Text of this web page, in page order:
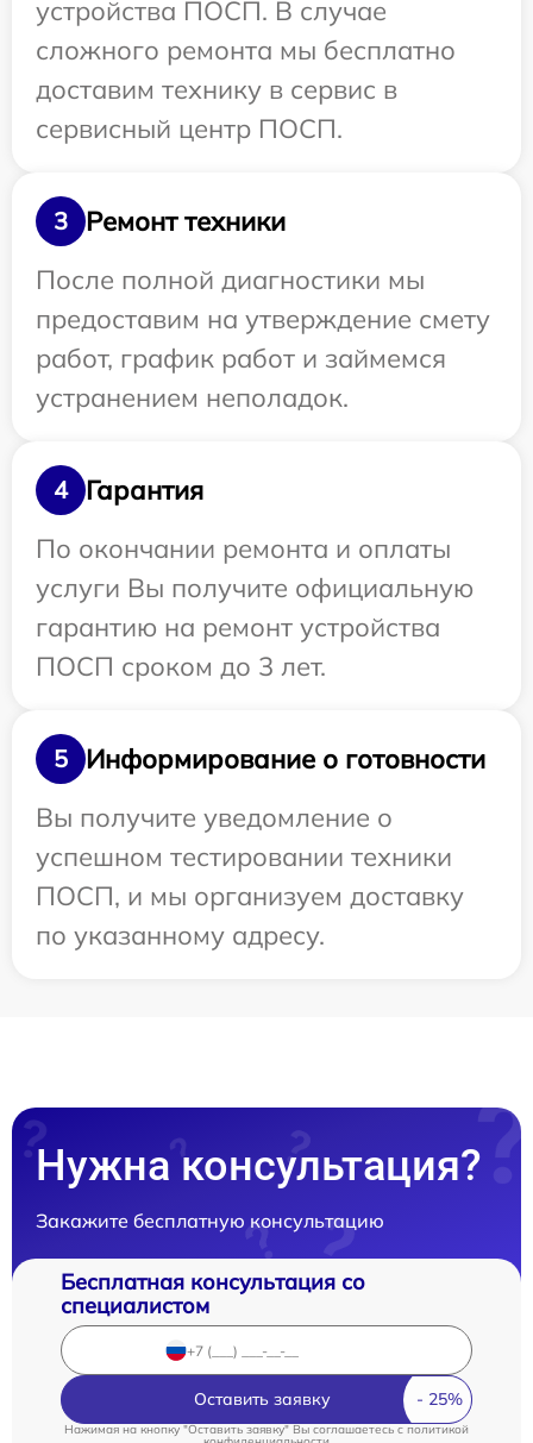
устройства ПОСП. В случае
сложного ремонта мы бесплатно
доставим технику в сервис в
сервисный центр ПОСП.
3
Ремонт техники
После полной диагностики мы
предоставим на утверждение смету
работ, график работ и займемся
устранением неполадок.
4
Гарантия
По окончании ремонта и оплаты
услуги Вы получите официальную
гарантию на ремонт устройства
ПОСП сроком до 3 лет.
5
Информирование о готовности
Вы получите уведомление о
успешном тестировании техники
ПОСП, и мы организуем доставку
по указанному адресу.
Нужна консультация?
Закажите бесплатную консультацию
Бесплатная консультация со
специалистом
Оставить заявку
Нажимая на кнопку "Оставить заявку" Вы соглашаетесь c политикой